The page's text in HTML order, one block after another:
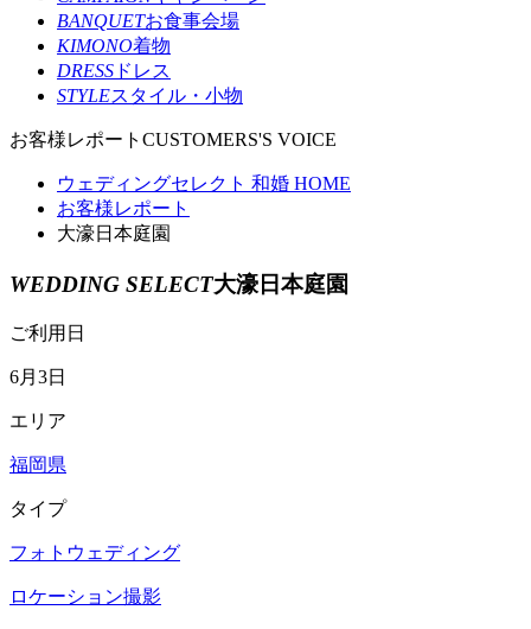
BANQUETお食事会場
KIMONO着物
DRESS ドレス
STYLEスタイル・小物
お客様レポート CUSTOMERS'S VOICE
ウェディングセレクト 和婚 HOME
お客様レポート
大濠日本庭園
WEDDING SELECT大濠日本庭園
ご利用日
6月3日
エリア
福岡県
タイプ
フォトウェディング
ロケーション撮影